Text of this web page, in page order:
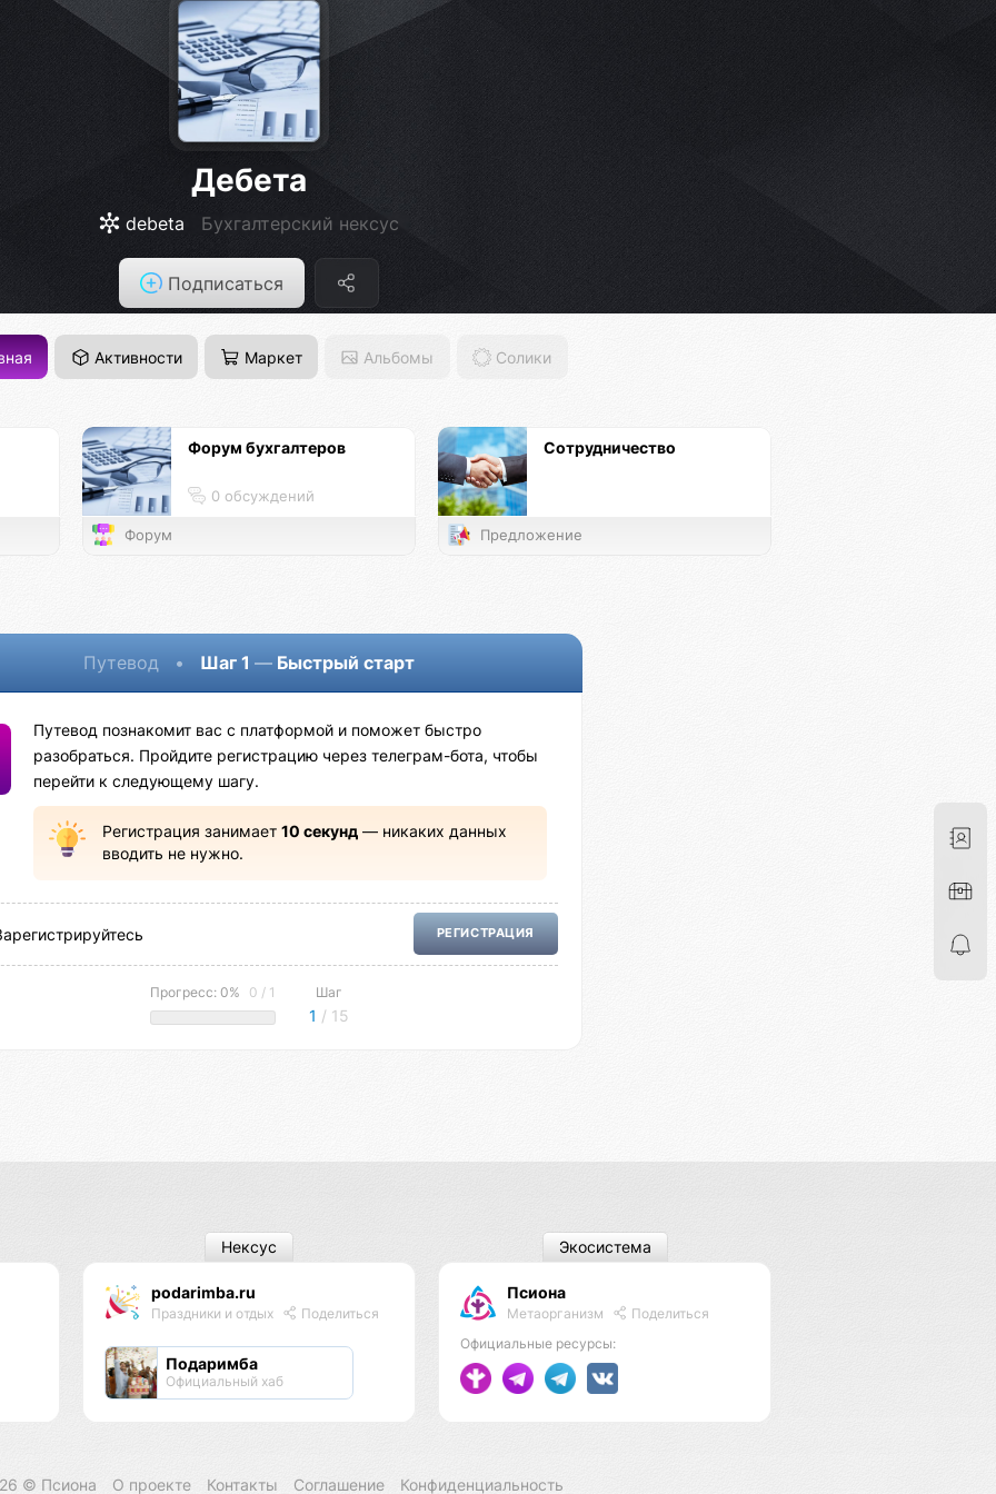
Дебета
debeta Бухгалтерский нексус
Подписаться
Активности Маркет Альбомы Солики
Форум бухгалтеров
0 обсуждений
Форум
Сотрудничество
Предложение
Путевод • Шаг 1 — Быстрый старт
Путевод познакомит вас с платформой и поможет быстро
разобраться. Пройдите регистрацию через телеграм-бота, чтобы
перейти к следующему шагу.
Регистрация занимает 10 секунд— никаких данных
вводить не нужно.
РЕГИСТРАЦИЯ
Прогресс: 0% 0 / 1 Шаг
1 / 15
podarimba.ru
Праздники и отдых Поделиться
Подаримба
Официальный хаб
Нексус
Псиона
Метаорганизм
Поделиться
Официальные ресурсы:
Экосистема
© Псиона О проекте Контакты Соглашение Конфиденциальность